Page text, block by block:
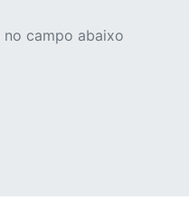
campo abaixo